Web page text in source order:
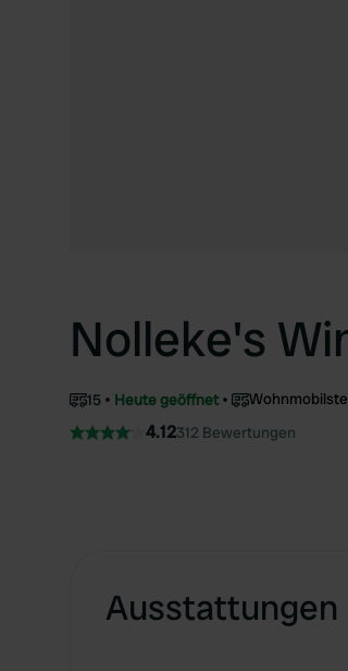
Nolleke's
15 Heute geöffnet
4.12312 Bewertungen
Ausstattungen